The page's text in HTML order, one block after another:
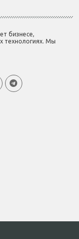
бизнесе,
технологиях. Мы